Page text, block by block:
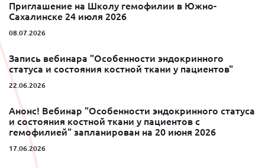
Приглашение на Школу гемофилии в Южно-
Сахалинске 24 июля 2026
08.07.2026
Запись вебинара "Особенности эндокринного
статуса и состояния костной ткани у пациентов"
22.06.2026
Анонс! Вебинар "Особенности эндокринного статуса
и состояния костной ткани у пациентов с
гемофилией" запланирован на 20 июня 2026
17.06.2026